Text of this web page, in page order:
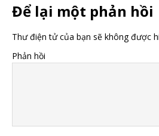
Để lại một phản hồi
Thư điện tử của bạn sẽ không được
Phản hồi